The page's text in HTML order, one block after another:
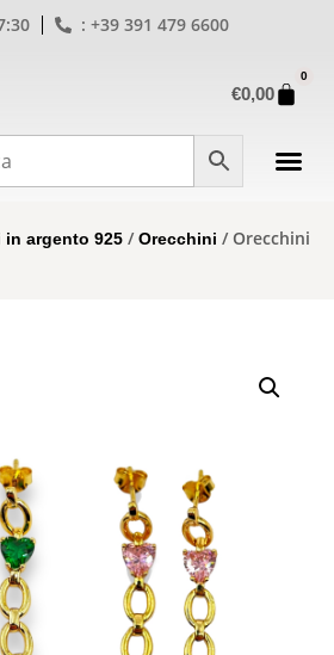
: +39 391 479 6600
€0,00
0
in argento 925 /Orecchini / Orecchini